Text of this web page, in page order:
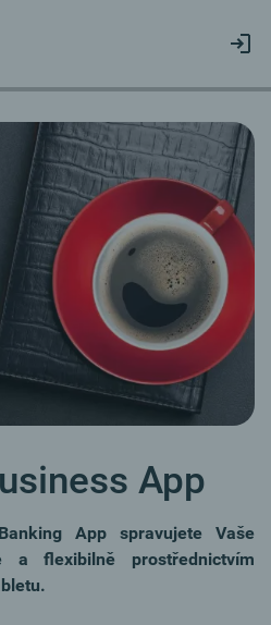
App
App spravujete Vaše
a flexibilně prostřednictvím